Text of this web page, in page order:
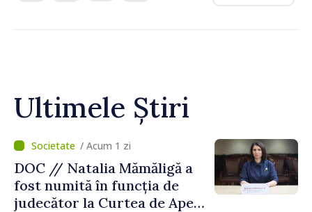
Ultimele Știri
/ Acum 1 zi
DOC // Natalia Mămăligă a
fost numită în funcția de
judecător la Curtea de Apel